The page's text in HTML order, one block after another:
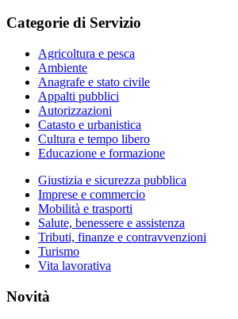
Categorie di Servizio
Agricoltura e pesca
Ambiente
Anagrafe e stato civile
Appalti pubblici
Autorizzazioni
Catasto e urbanistica
Cultura e tempo libero
Educazione e formazione
Giustizia e sicurezza pubblica
Imprese e commercio
Mobilità e trasporti
Salute, benessere e assistenza
Tributi, finanze e contravvenzioni
Turismo
Vita lavorativa
Novità